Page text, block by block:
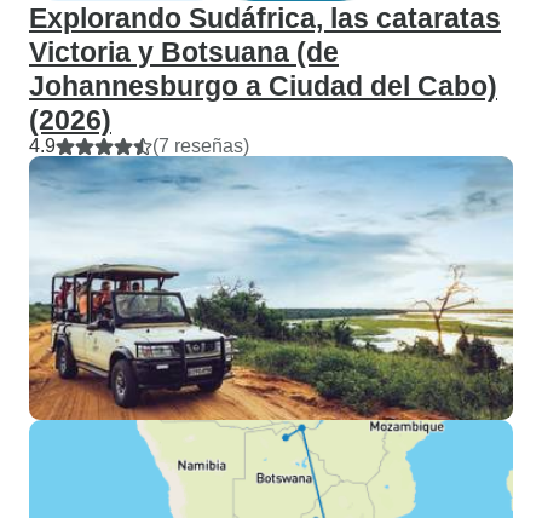
Explorando Sudáfrica, las cataratas
Victoria y Botsuana (de
Johannesburgo a Ciudad del Cabo)
(2026)
4.9 (7 reseñas)